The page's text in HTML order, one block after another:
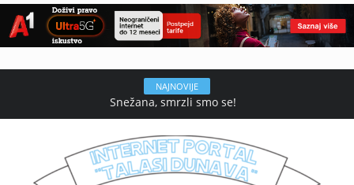
NAJNOVIJE
Snežana, smrzli smo se!